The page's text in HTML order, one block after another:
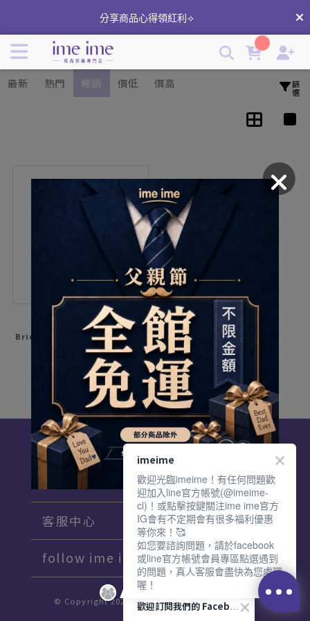
形眼鏡美瞳店
分享商品心得領紅利⟢
最新 熱門 暢銷 價低 價高 篩選
和缺氧血絲雙眼說掰掰！
Briomoist氧視加矽水膠透明日拋
30片裝
$680
加入配送單
客服中心
follow ime ime♡
© Copyright 2021 imeime. All Rights Reserved.
歡迎訂閱我們的 Facebook 專頁
imeime
歡迎光臨imeime！有任何問題歡
迎加入line官方帳號(@imeime-
cl)！或點擊按鍵關注ime ime官方
IG會有不定期會有很多福利優惠
等你來！🥰
如您要諮詢問題，請於facebook
或line官方帳號會員專區點選遇到
的問題，真人客服會盡快為您處理
喔！